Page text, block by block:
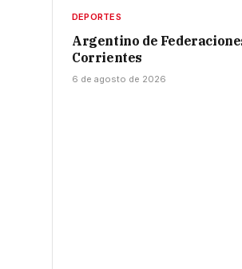
DEPORTES
Argentino de
Corrientes
6 de agosto de 2026